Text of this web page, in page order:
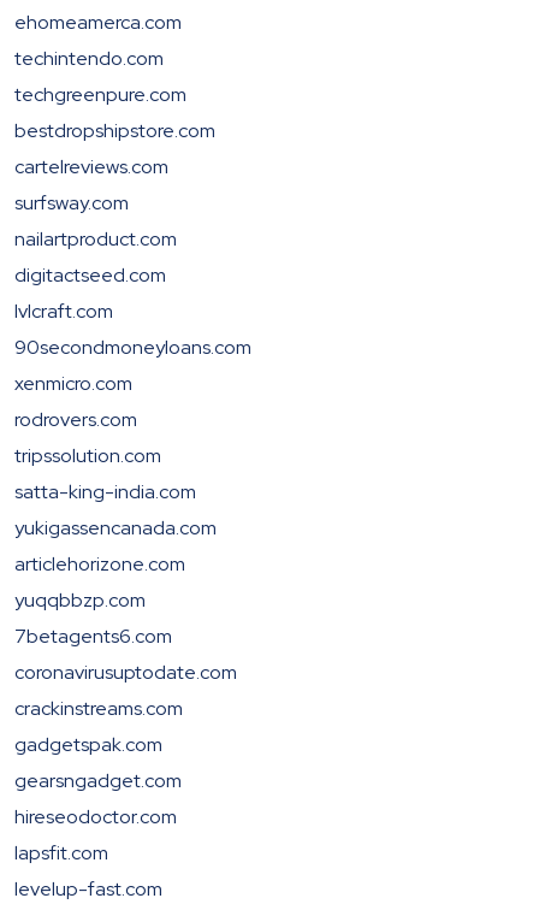
ehomeamerca.com
techintendo.com
techgreenpure.com
bestdropshipstore.com
cartelreviews.com
surfsway.com
nailartproduct.com
digitactseed.com
lvlcraft.com
90secondmoneyloans.com
xenmicro.com
rodrovers.com
tripssolution.com
satta-king-india.com
yukigassencanada.com
articlehorizone.com
yuqqbbzp.com
7betagents6.com
coronavirusuptodate.com
crackinstreams.com
gadgetspak.com
gearsngadget.com
hireseodoctor.com
lapsfit.com
levelup-fast.com